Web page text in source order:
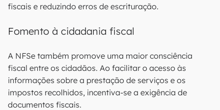
fiscais e reduzindo erros de escrituração.
Fomento à cidadania fiscal
A NFSe também promove uma maior consciência
fiscal entre os cidadãos. Ao facilitar o acesso às
informações sobre a prestação de serviços e os
impostos recolhidos, incentiva-se a exigência de
documentos fiscais.